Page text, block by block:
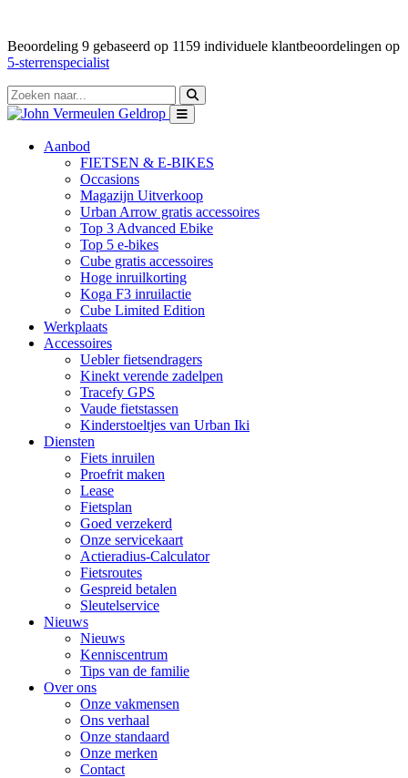
Beoordeling 9 gebaseerd op 1159 individuele klantbeoordelingen op
5-sterrenspecialist
Aanbod
FIETSEN & E-BIKES
Occasions
Magazijn Uitverkoop
Urban Arrow gratis accessoires
Top 3 Advanced Ebike
Top 5 e-bikes
Cube gratis accessoires
Hoge inruilkorting
Koga F3 inruilactie
Cube Limited Edition
Werkplaats
Accessoires
Uebler fietsendragers
Kinekt verende zadelpen
Tracefy GPS
Vaude fietstassen
Kinderstoeltjes van Urban Iki
Diensten
Fiets inruilen
Proefrit maken
Lease
Fietsplan
Goed verzekerd
Onze servicekaart
Actieradius-Calculator
Fietsroutes
Gespreid betalen
Sleutelservice
Nieuws
Nieuws
Kenniscentrum
Tips van de familie
Over ons
Onze vakmensen
Ons verhaal
Onze standaard
Onze merken
Contact